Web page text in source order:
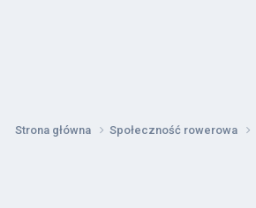
Strona główna Społeczność rowerowa